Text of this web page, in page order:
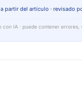
partir del artículo · revisado
con IA · puede contener